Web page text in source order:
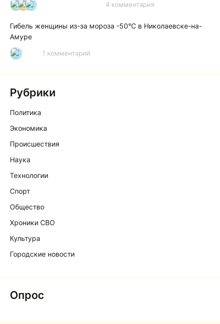
И А А 4 комментария
Гибель женщины из-за мороза -50°C в Николаевске-на-
Амуре
Р 1 комментарий
Рубрики
Политика
Экономика
Происшествия
Наука
Технологии
Спорт
Общество
Хроники СВО
Культура
Городские новости
Опрос